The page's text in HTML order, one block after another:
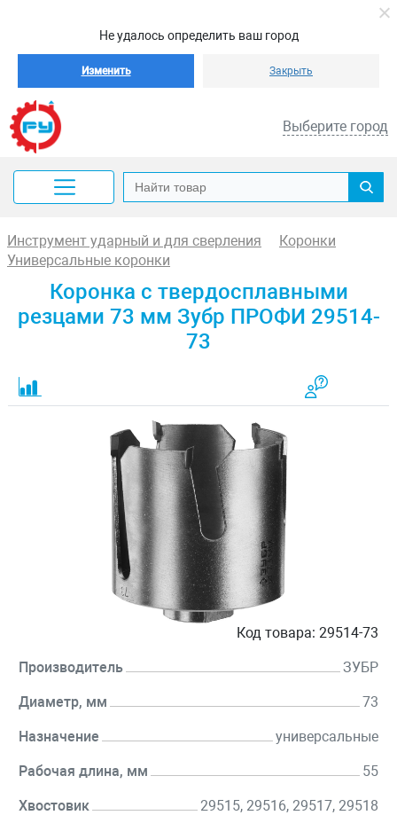
Не удалось определить ваш город
Изменить Закрыть
Выберите город
Инструмент ударный и для сверления
Коронки
Универсальные коронки
Коронка с твердосплавными
резцами 73 мм Зубр ПРОФИ 29514-
73
Код товара: 29514-73
Производитель ЗУБР
Диаметр, мм 73
Назначение универсальные
Рабочая длина, мм 55
Хвостовик 29515, 29516, 29517, 29518